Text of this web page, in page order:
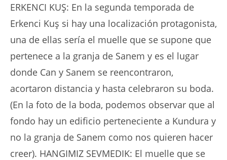
ERKENCI KUŞ: En la segunda temporada de
Erkenci Kuş si hay una localización protagonista,
una de ellas sería el muelle que se supone que
pertenece a la granja de Sanem y es el lugar
donde Can y Sanem se reencontraron,
acortaron distancia y hasta celebraron su boda.
(En la foto de la boda, podemos observar que al
fondo hay un edificio perteneciente a Kundura y
no la granja de Sanem como nos quieren hacer
creer). HANGIMIZ SEVMEDIK: El muelle que se